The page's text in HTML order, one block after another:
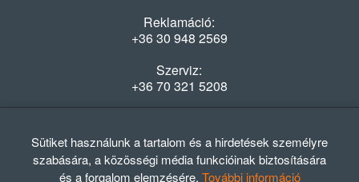
Reklamáció:
+36 30 948 2569
Szerviz:
+36 70 321 5208
Hétfő-Péntek: 08:00-16:30
Sütiket használunk a tartalom és a hirdetések személyre
szabására, a közösségi média funkcióinak biztosítására
és a forgalom elemzésére. További információ